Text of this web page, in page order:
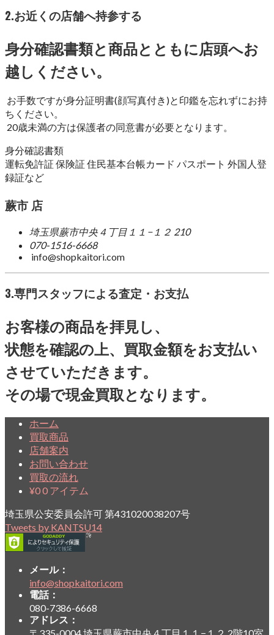
2.お近くの店舗へ持参する
身分確認書類と商品とともに店頭へお
越しください。
お手数ですが身分証明書(顔写真付き)と印鑑を忘れずにお持
ちください。
20歳未満の方は保護者の同意書が必要となります。
身分確認書類
運転免許証 保険証 住民基本台帳カード パスポート 外国人登
録証など
蕨市 店
埼玉県蕨市中央４丁目１１−１２ 210
070-1516-6668
info@shopkaitori.com
3.専門スタッフによる査定・お支払
お客様の商品を拝見し、
状態を確認の上、買取金額をお支払い
させていただきます。
その場で現金買取となります。
ホーム
買取商品
店舗案内
お問い合わせ
買取の流れ
¥00 アイテム
埼玉県公安委員会許可 第431020038207号
Tweets by KANTSU14
メール：
info@shopkaitori.com
電話：
080-7386-6668
アドレス：